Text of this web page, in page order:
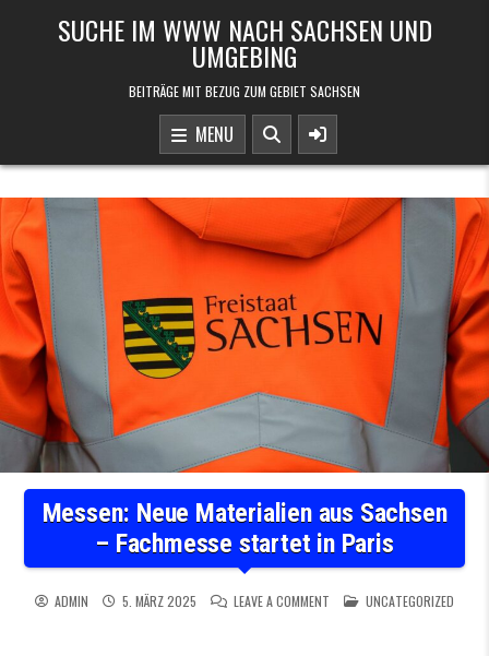
SUCHE IM WWW NACH SACHSEN UND
UMGEBING
BEITRÄGE MIT BEZUG ZUM GEBIET SACHSEN
MENU
Messen: Neue Materialien aus Sachsen
– Fachmesse startet in Paris
ADMIN 5. MÄRZ 2025 LEAVE A COMMENT ON MESSEN: NEUE
POSTED IN
UNCATEGORIZED